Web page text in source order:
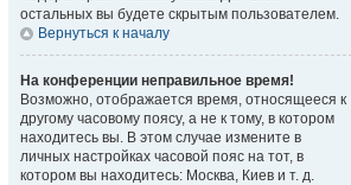
остальных вы будете скрытым пользователем.
Вернуться к началу
На конференции неправильное время!
Возможно, отображается время, относящееся к
другому часовому поясу, а не к тому, в котором
находитесь вы. В этом случае измените в
личных настройках часовой пояс на тот, в
котором вы находитесь: Москва, Киев и т. д.